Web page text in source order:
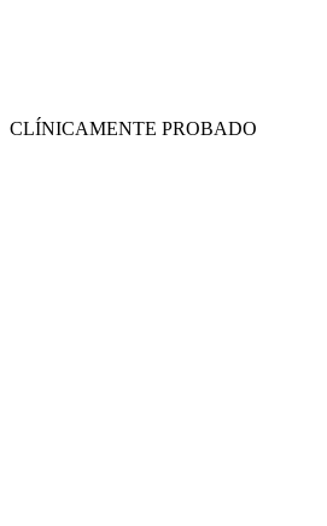
CLÍNICAMENTE PROBADO